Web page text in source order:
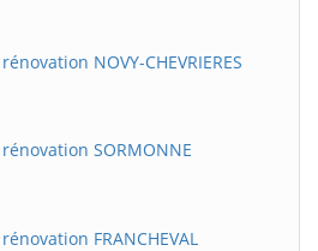
NOVY-CHEVRIERES
SORMONNE
FRANCHEVAL